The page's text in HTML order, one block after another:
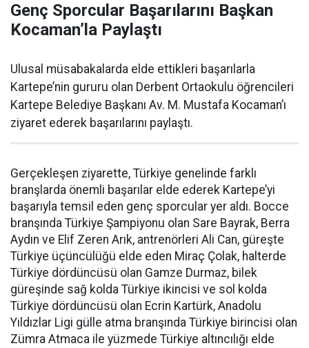
Genç Sporcular Başarılarını Başkan
Kocaman’la Paylaştı
Ulusal müsabakalarda elde ettikleri başarılarla
Kartepe’nin gururu olan Derbent Ortaokulu öğrencileri
Kartepe Belediye Başkanı Av. M. Mustafa Kocaman’ı
ziyaret ederek başarılarını paylaştı.
Gerçekleşen ziyarette, Türkiye genelinde farklı
branşlarda önemli başarılar elde ederek Kartepe’yi
başarıyla temsil eden genç sporcular yer aldı. Bocce
branşında Türkiye Şampiyonu olan Sare Bayrak, Berra
Aydın ve Elif Zeren Arık, antrenörleri Ali Can, güreşte
Türkiye üçüncülüğü elde eden Miraç Çolak, halterde
Türkiye dördüncüsü olan Gamze Durmaz, bilek
güreşinde sağ kolda Türkiye ikincisi ve sol kolda
Türkiye dördüncüsü olan Ecrin Kartürk, Anadolu
Yıldızlar Ligi gülle atma branşında Türkiye birincisi olan
Zümra Atmaca ile yüzmede Türkiye altıncılığı elde